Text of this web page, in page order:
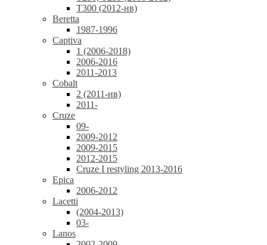
T300 (2012-нв)
Beretta
1987-1996
Captiva
1 (2006-2018)
2006-2016
2011-2013
Cobalt
2 (2011-нв)
2011-
Cruze
09-
2009-2012
2009-2015
2012-2015
Cruze I restyling 2013-2016
Epica
2006-2012
Lacetti
(2004-2013)
03-
Lanos